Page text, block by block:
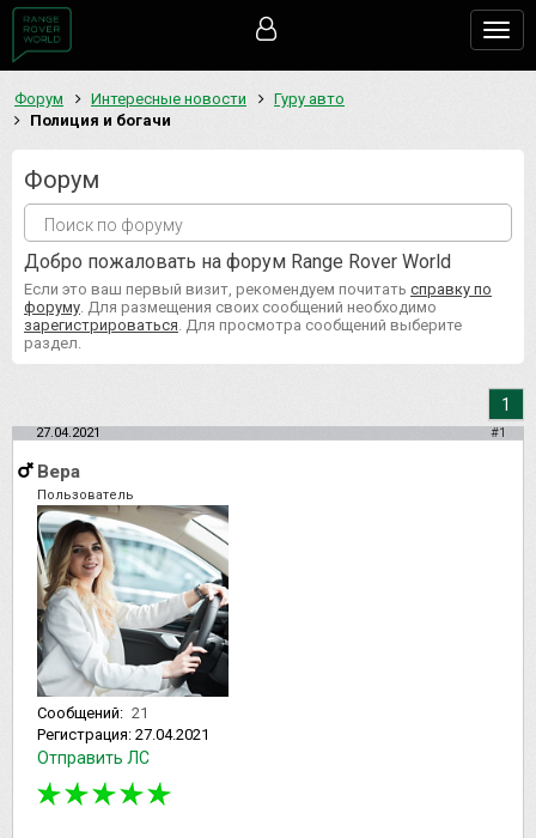
Форум Интересные новости
Гуру авто
Полиция и богачи
Форум
Добро пожаловать на форум Range Rover World
Если это ваш первый визит, рекомендуем почитать справку по
форуму . Для размещения своих сообщений необходимо
зарегистрироваться . Для просмотра сообщений выберите
раздел.
1
27.04.2021 #1
Вера
Пользователь
Сообщений: 21
Регистрация: 27.04.2021
Отправить ЛС